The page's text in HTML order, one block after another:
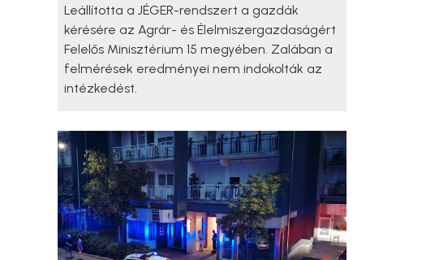
Leállította a JÉGER-rendszert a gazdák
kérésére az Agrár- és Élelmiszergazdaságért
Felelős Minisztérium 15 megyében. Zalában a
felmérések eredményei nem indokolták az
intézkedést.